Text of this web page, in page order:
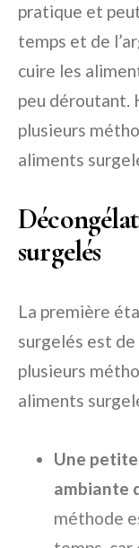
pratique et
temps et de
cuire les
peu déroutant.
plusieurs
aliments
surgelés
La première
surgelés est
plusieurs
aliments
Une
ambiante
méthode